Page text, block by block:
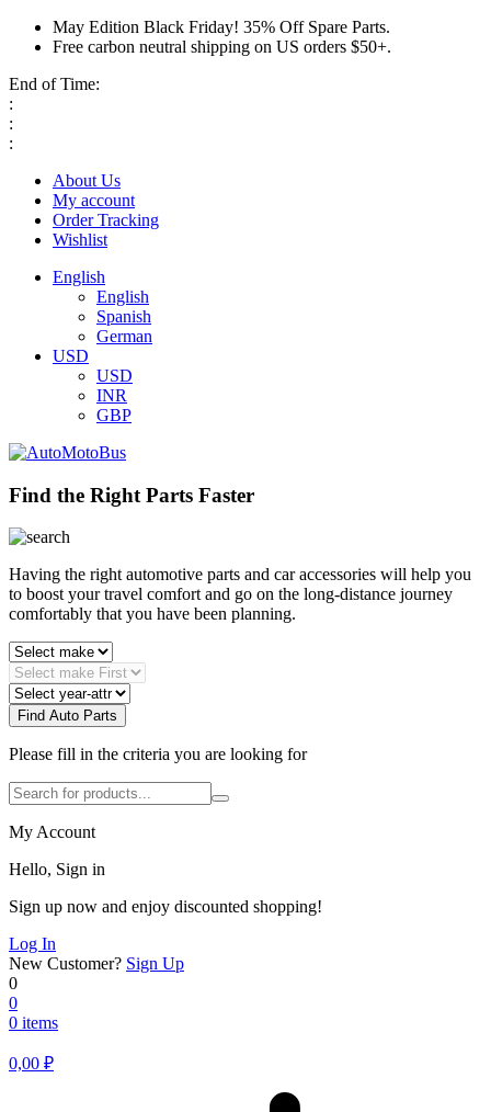
May Edition Black Friday! 35% Off Spare Parts.
Free carbon neutral shipping on US orders $50+.
End of Time:
:
:
:
About Us
My account
Order Tracking
Wishlist
English
English
Spanish
German
USD
USD
INR
GBP
Find the Right Parts Faster
Having the right automotive parts and car accessories will help you
to boost your travel comfort and go on the long-distance journey
comfortably that you have been planning.
Find Auto Parts
Please fill in the criteria you are looking for
My Account
Hello, Sign in
Sign up now and enjoy discounted shopping!
Log In
New Customer? Sign Up
0
0
0 items
0,00 ₽